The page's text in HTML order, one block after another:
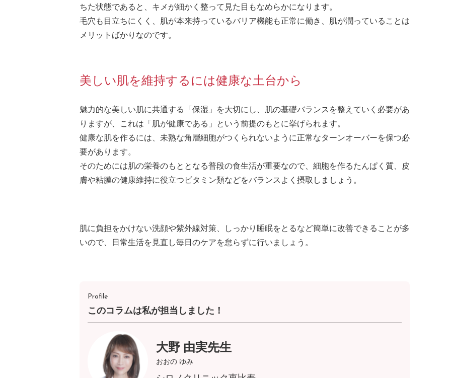
ちた状態であると、キメが細かく整って見た目もなめらかになります。
毛穴も目立ちにくく、肌が本来持っているバリア機能も正常に働き、肌が潤っていることは
メリットばかりなのです。
美しい肌を維持するには健康な土台から
魅力的な美しい肌に共通する「保湿」を大切にし、肌の基礎バランスを整えていく必要があ
りますが、これは「肌が健康である」という前提のもとに挙げられます。
健康な肌を作るには、未熟な角層細胞がつくられないように正常なターンオーバーを保つ必
要があります。
そのためには肌の栄養のもととなる普段の食生活が重要なので、細胞を作るたんぱく質、皮
膚や粘膜の健康維持に役立つビタミン類などをバランスよく摂取しましょう。
肌に負担をかけない洗顔や紫外線対策、しっかり睡眠をとるなど簡単に改善できることが多
いので、日常生活を見直し毎日のケアを怠らずに行いましょう。
Profile
このコラムは私が担当しました！
大野 由実先生
おおの ゆみ